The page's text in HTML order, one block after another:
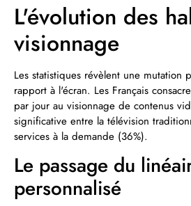
L'évolution des
visionnage
Les statistiques révèlent une mutation
rapport à l'écran. Les Français
par jour au visionnage de contenus
significative entre la télévision
services à la demande (36%).
Le passage du
personnalisé